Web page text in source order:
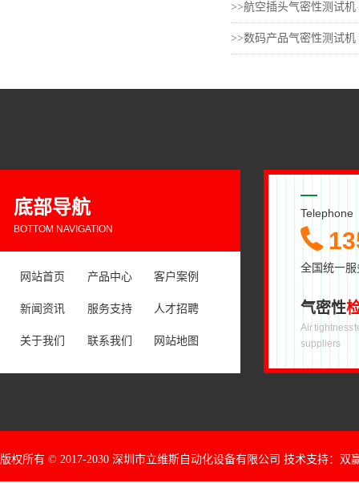
>>航空插头气密性测试机
>>数码产品气密性测试机
底部导航
BOTTOM NAVIGATION
网站首页 产品中心 客户案例
新闻资讯 服务支持 人才招聘
关于我们 联系我们 网站地图
Telephone
全国统一
气密性
Air tightness
suppliers
版权所有 © 2017-2030 深圳市立维斯自动化设备有限公司 技术支持： 双